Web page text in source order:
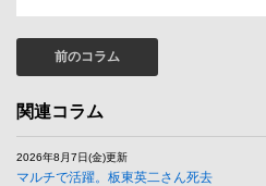
前のコラム
関連コラム
2026年8月7日(金)更新
マルチで活躍。板東英二さん死去